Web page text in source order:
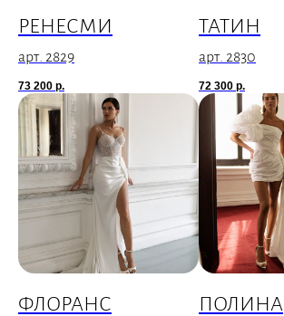
РЕНЕСМИ
арт. 2829
73 200 р.
ТАТИН
арт. 2830
72 300 р.
ФЛОРАНС ПОЛИНА